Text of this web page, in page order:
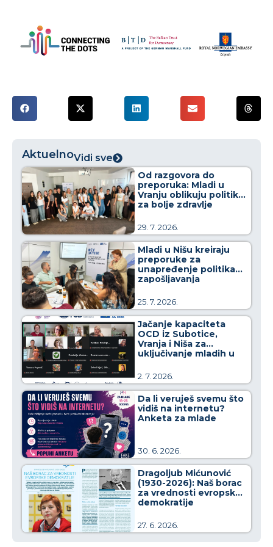
AktuelnoVidi sve
Od razgovora do
preporuka: Mladi u
Vranju oblikuju politike
za bolje zdravlje
29. 7. 2026.
Mladi u Nišu kreiraju
preporuke za
unapređenje politika
zapošljavanja
25. 7. 2026.
Jačanje kapaciteta
OCD iz Subotice,
Vranja i Niša za
uključivanje mladih u
2. 7. 2026.
Da li veruješ svemu što
vidiš na internetu?
Anketa za mlade
30. 6. 2026.
Dragoljub Mićunović
(1930-2026): Naš borac
za vrednosti evropske
demokratije
27. 6. 2026.